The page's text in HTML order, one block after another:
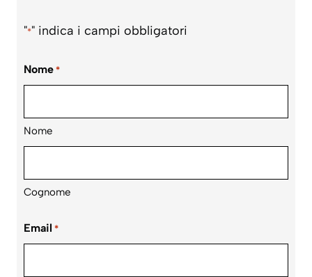
"*" indica i campi obbligatori
Nome *
Nome
Cognome
Email *